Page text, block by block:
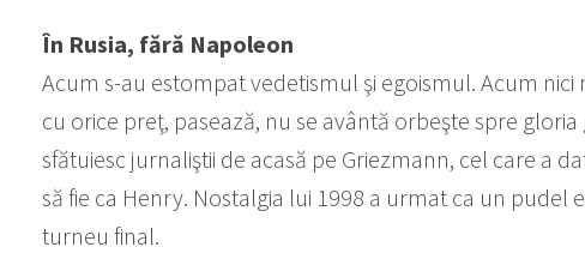
În Rusia, fără Napoleon
Acum s-au estompat vedetismul şi egoismul. Acum
cu orice preţ, pasează, nu se avântă orbeşte spre gloria
sfătuiesc jurnaliştii de acasă pe Griezmann, cel care a
să fie ca Henry. Nostalgia lui 1998 a urmat ca un pudel
turneu final.